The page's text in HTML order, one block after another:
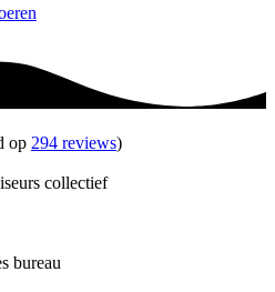
op 294 reviews)